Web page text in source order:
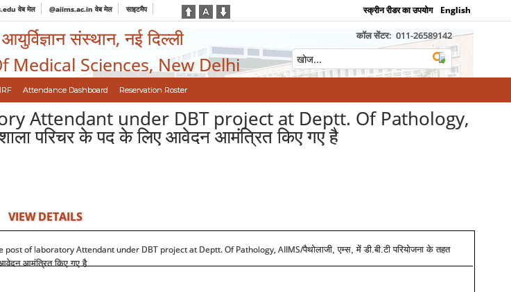
वेब मेल @aiims.ac.in वेब मेल साइटमैप स्क्रीन रीडर का उपयोग English
संस्थान, नई दिल्ली
Medical Sciences, New Delhi
कॉल सेंटर: 011-26589142
Attendance Dashboard Reservation Roster
Attendant under DBT project at Deptt. Of Pathology,
परिचर के पद के लिए आवेदन आमंत्रित किए गए है
VIEW DETAILS
of laboratory Attendant under DBT project at Deptt. Of Pathology, AIIMS/पैथोलाजी, एम्स, में डी.बी.टी परियोजना के तहत
आमंत्रित किए गए है